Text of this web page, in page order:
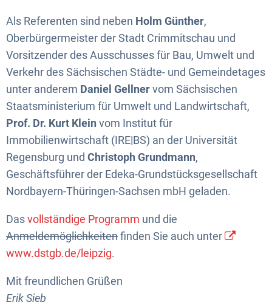
Als Referenten sind neben Holm Günther,
Oberbürgermeister der Stadt Crimmitschau und
Vorsitzender des Ausschusses für Bau, Umwelt und
Verkehr des Sächsischen Städte- und Gemeindetages
unter anderem Daniel Gellnervom Sächsischen
Staatsministerium für Umwelt und Landwirtschaft,
Prof. Dr. Kurt Klein vom Institut für
Immobilienwirtschaft (IRE|BS) an der Universität
Regensburg und Christoph Grundmann,
Geschäftsführer der Edeka-Grundstücksgesellschaft
Nordbayern-Thüringen-Sachsen mbH geladen.
Dasvollständige Programm und die
Anmeldemöglichkeitenfinden Sie auch unter
www.dstgb.de/leipzig.
Mit freundlichen Grüßen
Erik Sieb